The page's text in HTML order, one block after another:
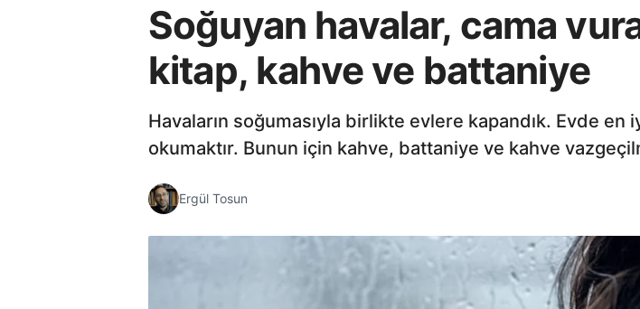
Soğuyan havalar, cama
kitap, kahve ve battaniye
Havaların soğumasıyla birlikte evlere kapandık. Evde
okumaktır. Bunun için kahve, battaniye ve kahve
Ergül Tosun